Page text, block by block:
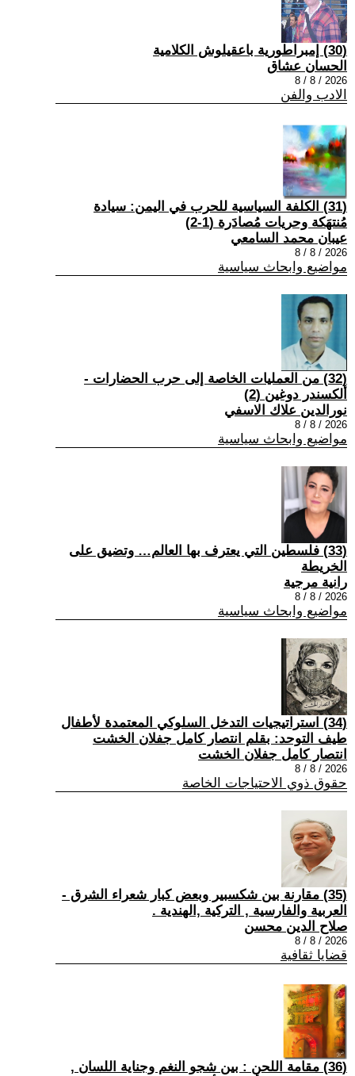
(30) إمبراطورية باعقيلوش الكلامية
الحسان عشاق
2026 / 8 / 8
الادب والفن
(31) الكلفة السياسية للحرب في اليمن: سيادة
مُنتهَكة وحريات مُصادَرة (1-2)
عيبان محمد السامعي
2026 / 8 / 8
مواضيع وابحاث سياسية
(32) من العمليات الخاصة إلى حرب الحضارات -
ألكسندر دوغين (2)
نورالدين علاك الاسفي
2026 / 8 / 8
مواضيع وابحاث سياسية
(33) فلسطين التي يعترف بها العالم… وتضيق على
الخريطة
رانية مرجية
2026 / 8 / 8
مواضيع وابحاث سياسية
(34) استراتيجيات التدخل السلوكي المعتمدة لأطفال
طيف التوحد: بقلم انتصار كامل جفلان الخشت
انتصار كامل جفلان الخشت
2026 / 8 / 8
حقوق ذوي الاحتياجات الخاصة
(35) مقارنة بين شكسبير وبعض كبار شعراء الشرق -
العربية والفارسية , التركية ,الهندية .
صلاح الدين محسن
2026 / 8 / 8
قضايا ثقافية
(36) مقامة اللحن : بين شجو النغم وجناية اللسان ,